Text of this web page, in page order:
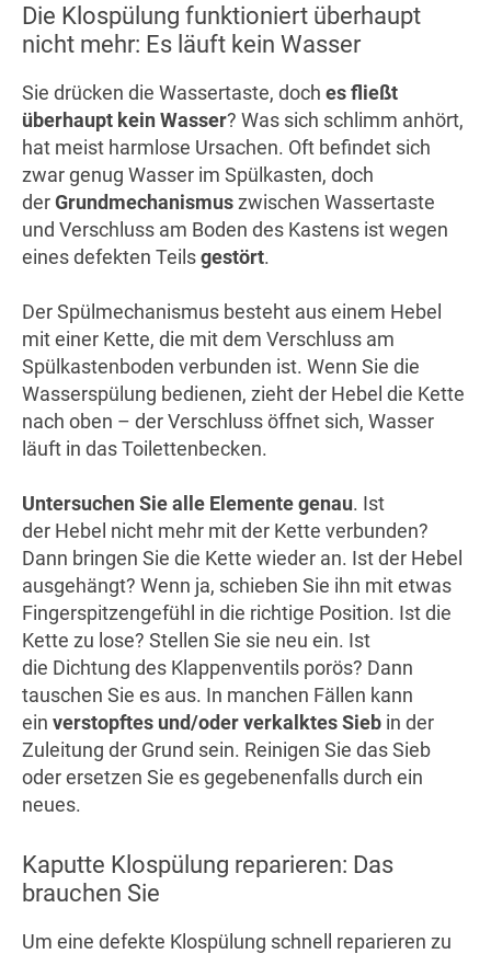
Die Klospülung funktioniert überhaupt
nicht mehr: Es läuft kein Wasser
Sie drücken die Wassertaste, doch es fließt
überhaupt kein Wasser? Was sich schlimm anhört,
hat meist harmlose Ursachen. Oft befindet sich
zwar genug Wasser im Spülkasten, doch
derGrundmechanismuszwischen Wassertaste
und Verschluss am Boden des Kastens ist wegen
eines defekten Teilsgestört.
Der Spülmechanismus besteht aus einem Hebel
mit einer Kette, die mit dem Verschluss am
Spülkastenboden verbunden ist. Wenn Sie die
Wasserspülung bedienen, zieht der Hebel die Kette
nach oben – der Verschluss öffnet sich, Wasser
läuft in das Toilettenbecken.
Untersuchen Sie alle Elemente genau. Ist
der Hebel nicht mehr mit der Kette verbunden?
Dann bringen Sie die Kette wieder an. Ist der Hebel
ausgehängt? Wenn ja, schieben Sie ihn mit etwas
Fingerspitzengefühl in die richtige Position. Ist die
Kette zu lose? Stellen Sie sie neu ein. Ist
die Dichtung des Klappenventils porös? Dann
tauschen Sie es aus. In manchen Fällen kann
ein verstopftes und/oder verkalktes Sieb in der
Zuleitung der Grund sein. Reinigen Sie das Sieb
oder ersetzen Sie es gegebenenfalls durch ein
neues.
Kaputte Klospülung reparieren: Das
brauchen Sie
Um eine defekte Klospülung schnell reparieren zu